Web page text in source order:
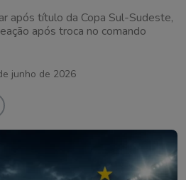
após título da Copa Sul-Sudeste,
após troca no comando
junho de 2026